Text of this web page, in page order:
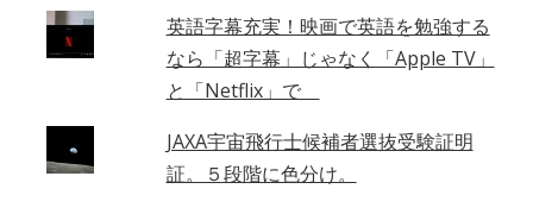
英語字幕充実！映画で英語を勉強する
なら「超字幕」じゃなく「Apple TV」
と「Netflix」で
JAXA宇宙飛行士候補者選抜受験証明
証。５段階に色分け。